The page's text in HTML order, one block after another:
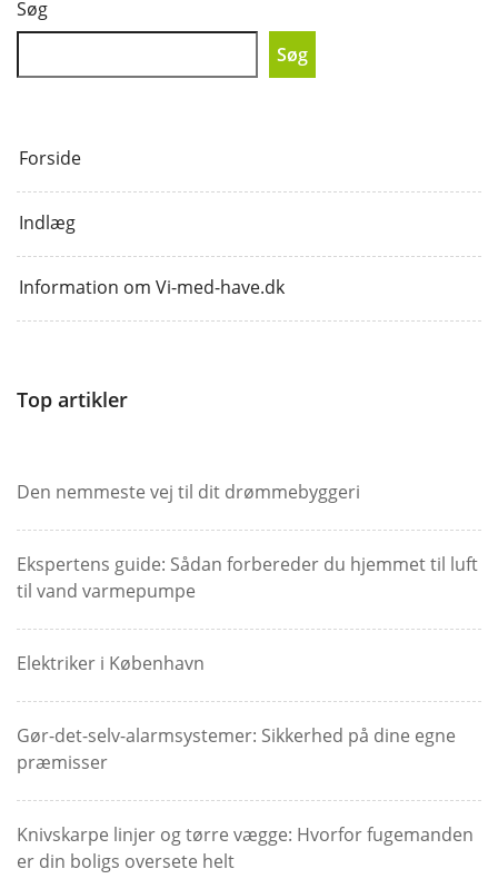
Søg
Søg
Forside
Indlæg
Information om Vi-med-have.dk
Top artikler
Den nemmeste vej til dit drømmebyggeri
Ekspertens guide: Sådan forbereder du hjemmet til luft
til vand varmepumpe
Elektriker i København
Gør-det-selv-alarmsystemer: Sikkerhed på dine egne
præmisser
Knivskarpe linjer og tørre vægge: Hvorfor fugemanden
er din boligs oversete helt